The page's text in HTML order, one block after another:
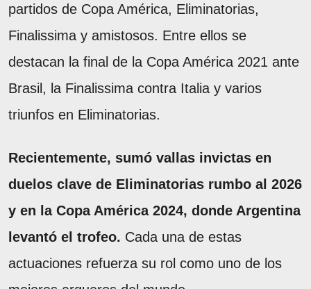
partidos de Copa América, Eliminatorias,
Finalissima y amistosos. Entre ellos se
destacan la final de la Copa América 2021 ante
Brasil, la Finalissima contra Italia y varios
triunfos en Eliminatorias.
Recientemente, sumó vallas invictas en
duelos clave de Eliminatorias rumbo al 2026
y en la Copa América 2024, donde Argentina
levantó el trofeo. Cada una de estas
actuaciones refuerza su rol como uno de los